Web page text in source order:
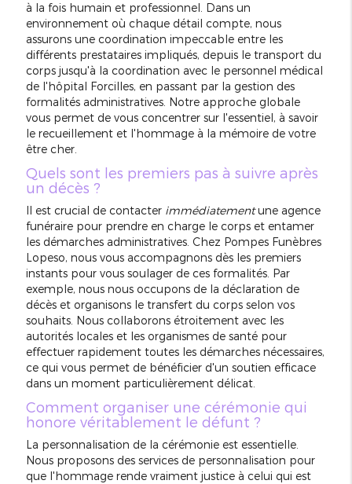
à la fois humain et professionnel. Dans un
environnement où chaque détail compte, nous
assurons une coordination impeccable entre les
différents prestataires impliqués, depuis le transport du
corps jusqu'à la coordination avec le personnel médical
de l'hôpital Forcilles, en passant par la gestion des
formalités administratives. Notre approche globale
vous permet de vous concentrer sur l'essentiel, à savoir
le recueillement et l'hommage à la mémoire de votre
être cher.
Quels sont les premiers pas à suivre après
un décès ?
Il est crucial de contacter immédiatementune agence
funéraire pour prendre en charge le corps et entamer
les démarches administratives. Chez Pompes Funèbres
Lopeso, nous vous accompagnons dès les premiers
instants pour vous soulager de ces formalités. Par
exemple, nous nous occupons de la déclaration de
décès et organisons le transfert du corps selon vos
souhaits. Nous collaborons étroitement avec les
autorités locales et les organismes de santé pour
effectuer rapidement toutes les démarches nécessaires,
ce qui vous permet de bénéficier d'un soutien efficace
dans un moment particulièrement délicat.
Comment organiser une cérémonie qui
honore véritablement le défunt ?
La personnalisation de la cérémonie est essentielle.
Nous proposons des services de personnalisation pour
que l'hommage rende vraiment justice à celui qui est